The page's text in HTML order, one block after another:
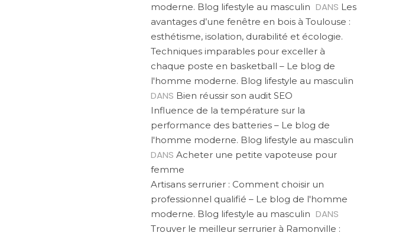
moderne. Blog lifestyle au masculin DANS Les
avantages d’une fenêtre en bois à Toulouse :
esthétisme, isolation, durabilité et écologie.
Techniques imparables pour exceller à
chaque poste en basketball – Le blog de
l'homme moderne. Blog lifestyle au masculin
DANS Bien réussir son audit SEO
Influence de la température sur la
performance des batteries – Le blog de
l'homme moderne. Blog lifestyle au masculin
DANS Acheter une petite vapoteuse pour
femme
Artisans serrurier : Comment choisir un
professionnel qualifié – Le blog de l'homme
moderne. Blog lifestyle au masculin DANS
Trouver le meilleur serrurier à Ramonville :